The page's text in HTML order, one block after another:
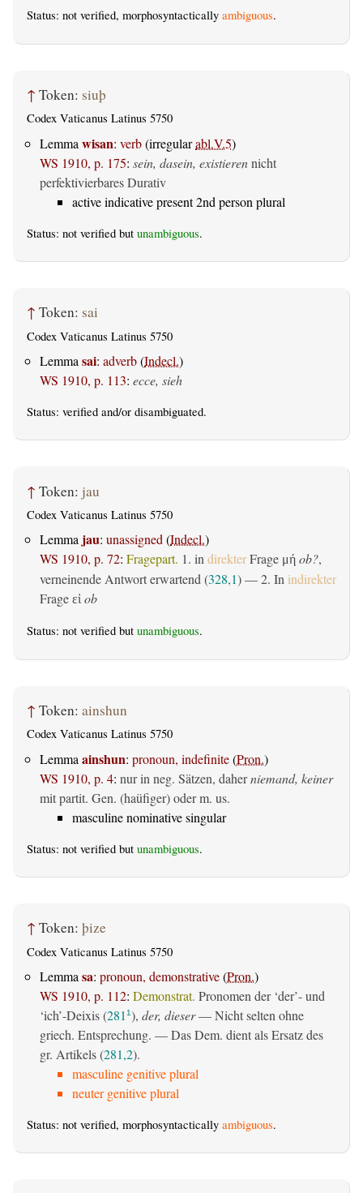
Status: not verified, morphosyntactically ambiguous.
↑ Token: siuþ
Codex Vaticanus Latinus 5750
Lemma wisan: verb(irregularabl.V.5)
WS 1910, p. 175: sein, dasein, existierennicht
perfektivierbares Durativ
active indicative present 2nd person plural
Status: not verified but unambiguous.
↑ Token: sai
Codex Vaticanus Latinus 5750
Lemma sai: adverb(Indecl.)
WS 1910, p. 113: ecce, sieh
Status: verified and/or disambiguated.
↑ Token: jau
Codex Vaticanus Latinus 5750
Lemma jau: unassigned(Indecl.)
WS 1910, p. 72: Fragepart. 1. indirekterFrage μή ob?,
verneinende Antwort erwartend (328,1) — 2. In indirekter
Frage εἰ ob
Status: not verified but unambiguous.
↑ Token: ainshun
Codex Vaticanus Latinus 5750
Lemma ainshun: pronoun, indefinite(Pron.)
WS 1910, p. 4: nur in neg. Sätzen, daherniemand, keiner
mit partit. Gen. (haüfiger) oder m. us.
masculine nominative singular
Status: not verified but unambiguous.
↑ Token: þize
Codex Vaticanus Latinus 5750
Lemma sa: pronoun, demonstrative(Pron.)
WS 1910, p. 112: Demonstrat. Pronomen der ‘der’- und
‘ich’-Deixis (281 1), der, dieser— Nicht selten ohne
griech. Entsprechung. — Das Dem. dient als Ersatz des
gr. Artikels (281,2).
masculine genitive plural
neuter genitive plural
Status: not verified, morphosyntactically ambiguous.